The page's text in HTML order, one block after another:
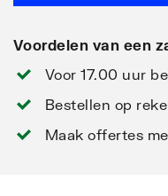
Voordelen van een
Voor 17.00 uur
Bestellen op
Maak offertes